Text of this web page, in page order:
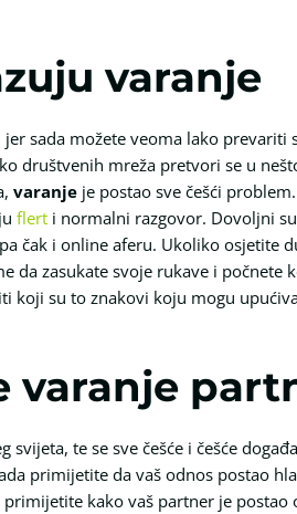
varanje
sada možete veoma lako
društvenih mreža pretvori se u
varanje je postao sve češći
flert i normalni razgovor. Dovoljni
čak i online aferu. Ukoliko osjetite
da zasukate svoje rukave i
koji su to znakovi koju mogu
varanje
svijeta, te se sve češće i češće
primijetite da vaš odnos postao
kako vaš partner je